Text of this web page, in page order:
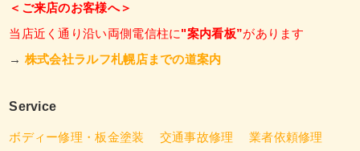
＜ご来店のお客様へ＞
当店近く通り沿い両側電信柱に"案内看板”があります
→ 株式会社ラルフ札幌店までの道案内
Service
ボディー修理・板金塗装 交通事故修理
業者依頼修理